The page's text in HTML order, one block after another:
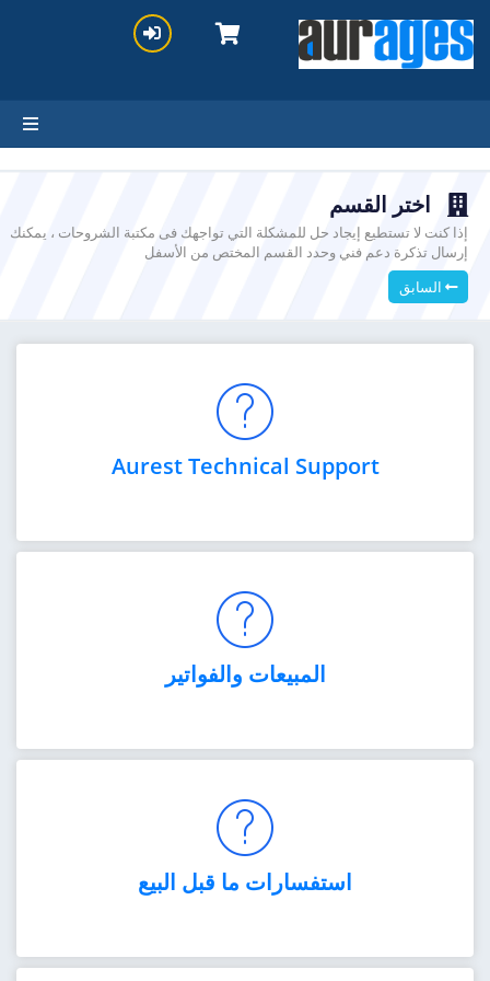
اختر القسم
إذا كنت لا تستطيع إيجاد حل للمشكلة التي تواجهك فى مكتبة الشروحات ، يمكنك
إرسال تذكرة دعم فني وحدد القسم المختص من الأسفل
السابق
Aurest Technical Support
المبيعات والفواتير
استفسارات ما قبل البيع